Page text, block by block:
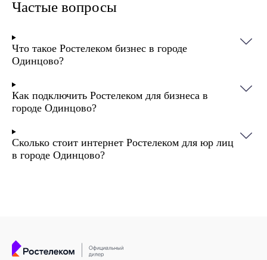
Частые вопросы
Что такое Ростелеком бизнес в городе
Одинцово?
Как подключить Ростелеком для бизнеса в
городе Одинцово?
Сколько стоит интернет Ростелеком для юр лиц
в городе Одинцово?